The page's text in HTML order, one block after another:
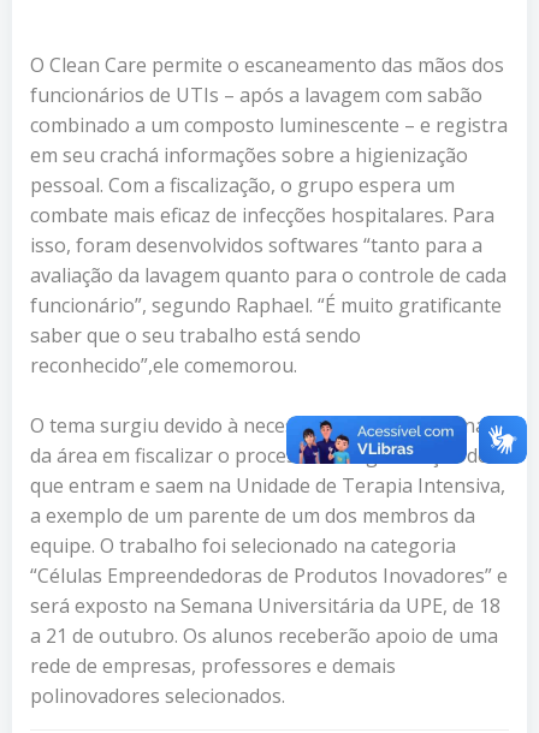
O Clean Care permite o escaneamento das mãos dos
funcionários de UTIs – após a lavagem com sabão
combinado a um composto luminescente – e registra
em seu crachá informações sobre a higienização
pessoal. Com a fiscalização, o grupo espera um
combate mais eficaz de infecções hospitalares. Para
isso, foram desenvolvidos softwares “tanto para a
avaliação da lavagem quanto para o controle de cada
funcionário”, segundo Raphael. “É muito gratificante
saber que o seu trabalho está sendo
reconhecido”,ele comemorou.
O tema surgiu devido à necessidade de profissionais
da área em fiscalizar o processo de higienização dos
que entram e saem na Unidade de Terapia Intensiva,
a exemplo de um parente de um dos membros da
equipe. O trabalho foi selecionado na categoria
“Células Empreendedoras de Produtos Inovadores” e
será exposto na Semana Universitária da UPE, de 18
a 21 de outubro. Os alunos receberão apoio de uma
rede de empresas, professores e demais
polinovadores selecionados.